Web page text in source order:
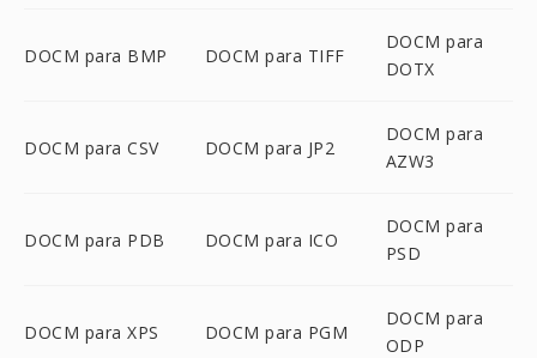
DOCM para BMP DOCM para TIFF
DOCM para
DOTX
DOCM para CSV DOCM para JP2
DOCM para
AZW3
DOCM para PDB DOCM para ICO
DOCM para
PSD
DOCM para XPS DOCM para PGM
DOCM para
ODP